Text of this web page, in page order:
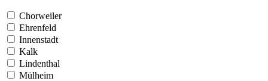
Chorweiler
Ehrenfeld
Innenstadt
Kalk
Lindenthal
Mülheim